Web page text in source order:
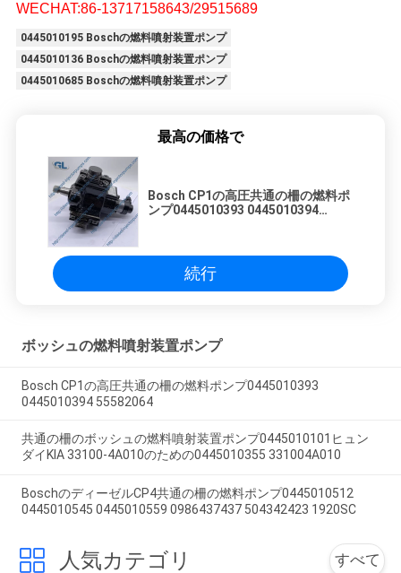
ポ
リ
シ
WECHAT:86-13717158643/29515689
0445010195 Boschの燃料噴射装置ポンプ
0445010136 Boschの燃料噴射装置ポンプ
0445010685 Boschの燃料噴射装置ポンプ
最高の価格で
Bosch CP1の高圧共通の柵の燃料ポ
ンプ0445010393 0445010394
続行
ボッシュの燃料噴射装置ポンプ
Bosch CP1の高圧共通の柵の燃料ポンプ0445010393
0445010394 55582064
共通の柵のボッシュの燃料噴射装置ポンプ0445010101ヒュン
ダイKIA 33100-4A010のための0445010355 331004A010
BoschのディーゼルCP4共通の柵の燃料ポンプ0445010512
0445010545 0445010559 0986437437 504342423 1920SC
人気カテゴリ すべて